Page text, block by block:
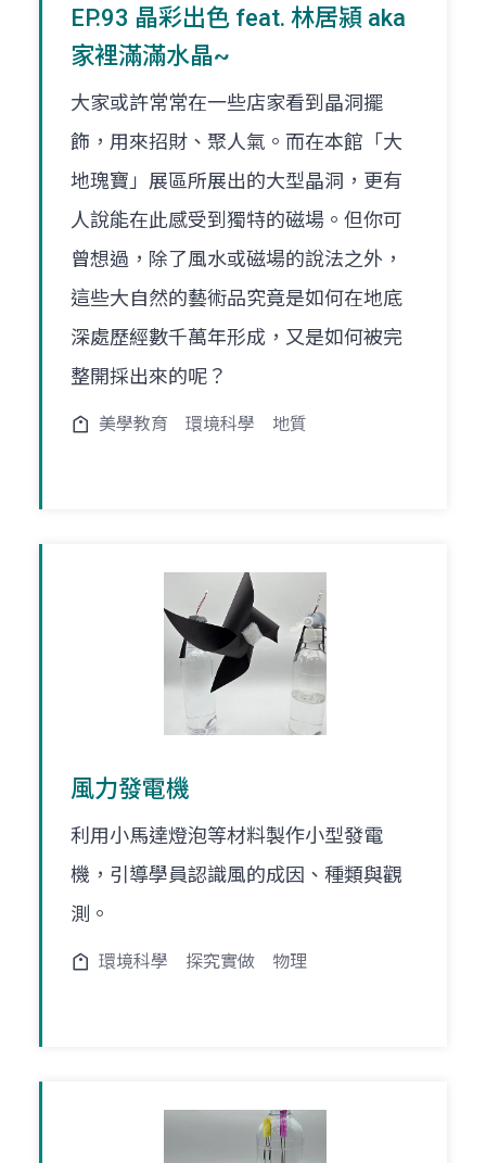
EP.93 晶彩出色 feat. 林居潁 aka
家裡滿滿水晶~
大家或許常常在一些店家看到晶洞擺
飾，用來招財、聚人氣。而在本館「大
地瑰寶」展區所展出的大型晶洞，更有
人說能在此感受到獨特的磁場。但你可
曾想過，除了風水或磁場的說法之外，
這些大自然的藝術品究竟是如何在地底
深處歷經數千萬年形成，又是如何被完
整開採出來的呢？
美學教育 環境科學 地質
風力發電機
利用小馬達燈泡等材料製作小型發電
機，引導學員認識風的成因、種類與觀
測。
環境科學 探究實做 物理